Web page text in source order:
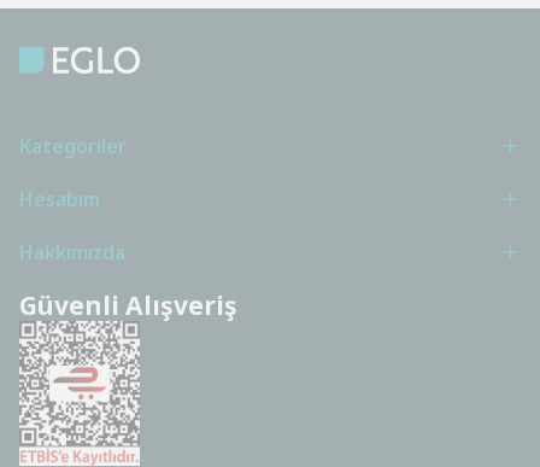
Kategoriler
Hesabım
Hakkımızda
Güvenli Alışveriş